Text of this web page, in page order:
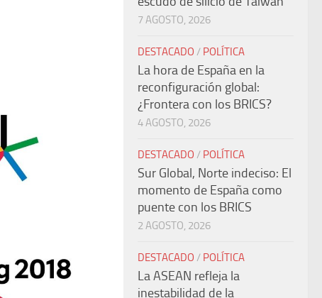
7 AGOSTO, 2026
DESTACADO / POLÍTICA
La hora de España en la
reconfiguración global:
¿Frontera con los BRICS?
4 AGOSTO, 2026
DESTACADO / POLÍTICA
Sur Global, Norte indeciso: El
momento de España como
puente con los BRICS
2 AGOSTO, 2026
DESTACADO / POLÍTICA
La ASEAN refleja la
inestabilidad de la